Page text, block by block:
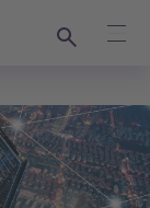
Recherche